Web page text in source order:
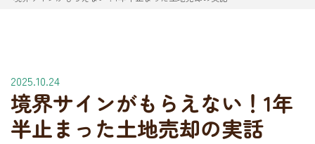
2025.10.24
境界サインがもらえない！1年
半止まった土地売却の実話